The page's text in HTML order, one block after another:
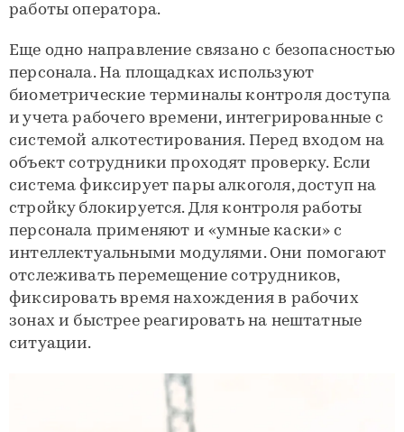
работы оператора.
Еще одно направление связано с безопасностью
персонала. На площадках используют
биометрические терминалы контроля доступа
и учета рабочего времени, интегрированные с
системой алкотестирования. Перед входом на
объект сотрудники проходят проверку. Если
система фиксирует пары алкоголя, доступ на
стройку блокируется. Для контроля работы
персонала применяют и «умные каски» с
интеллектуальными модулями. Они помогают
отслеживать перемещение сотрудников,
фиксировать время нахождения в рабочих
зонах и быстрее реагировать на нештатные
ситуации.